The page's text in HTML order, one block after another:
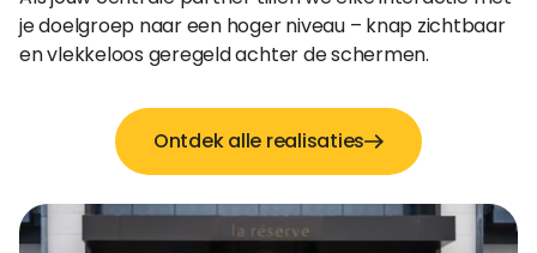
je doelgroep naar een hoger niveau – knap zichtbaar
en vlekkeloos geregeld achter de schermen.
Ontdek alle realisaties